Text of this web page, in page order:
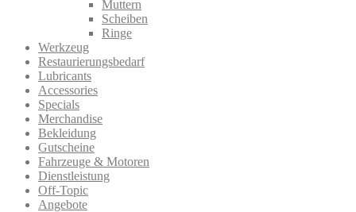
Muttern
Scheiben
Ringe
Werkzeug
Restaurierungsbedarf
Lubricants
Accessories
Specials
Merchandise
Bekleidung
Gutscheine
Fahrzeuge & Motoren
Dienstleistung
Off-Topic
Angebote